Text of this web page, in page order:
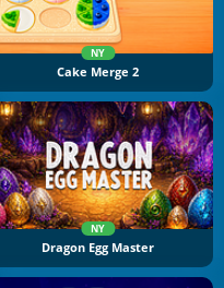
NY
Cake Merge 2
NY
Dragon Egg Master